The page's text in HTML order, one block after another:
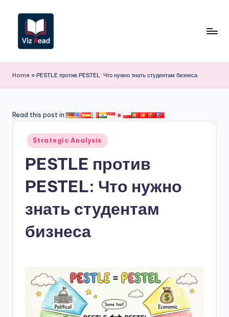
Перейти
содержимому
iz
R
a
R
si
Home » PESTLE против PESTEL: Что нужно знать студентам бизнеса
Read this post in:
Опубликовано
Strategic Analysis
PESTLE против
PESTEL: Что нужно
знать студентам
бизнеса